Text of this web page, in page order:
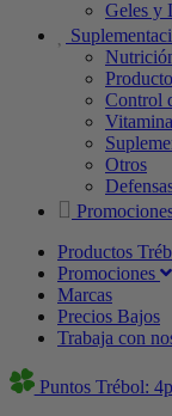
Geles y
Control
Otros
Productos
Promociones
Marcas
Precios Bajos
Trabaja con
Puntos Trébol: